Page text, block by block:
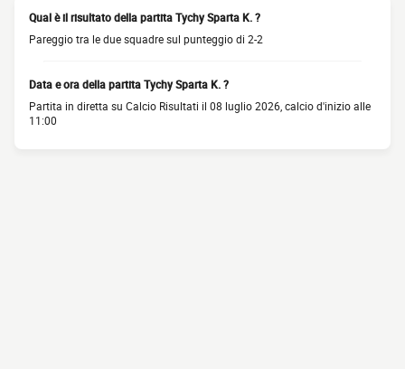
Qual è il risultato della partita Tychy Sparta K. ?
Pareggio tra le due squadre sul punteggio di 2-2
Data e ora della partita Tychy Sparta K. ?
Partita in diretta su Calcio Risultati il 08 luglio 2026, calcio d'inizio alle
11:00